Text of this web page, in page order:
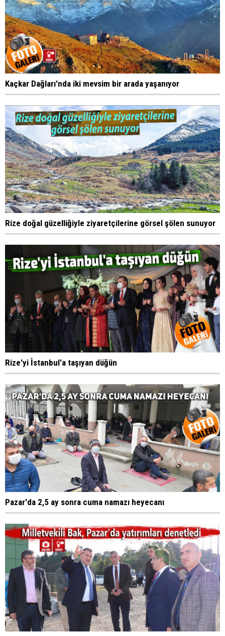
Kaçkar Dağları'nda iki mevsim bir arada yaşanıyor
Rize doğal güzelliğiyle ziyaretçilerine görsel şölen sunuyor
Rize'yi İstanbul'a taşıyan düğün
Pazar'da 2,5 ay sonra cuma namazı heyecanı